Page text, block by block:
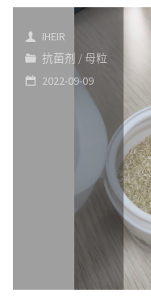
IHEIR
抗菌剂 /母粒
2022-09-09